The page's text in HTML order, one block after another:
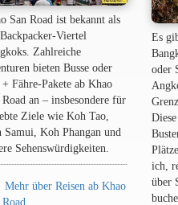
San Road ist bekannt als
Viertel
Zahlreiche
bieten Busse oder
+ Fähre-Pakete ab Khao
Road an – insbesondere für
Ziele wie Koh Tao,
Samui, Koh Phangan und
Sehenswürdigkeiten.
Mehr über Reisen ab Khao
Road
Es
oder
ich,
über